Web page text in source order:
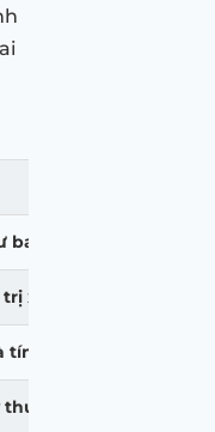
ban đầu
xe
tính năng hiện đại